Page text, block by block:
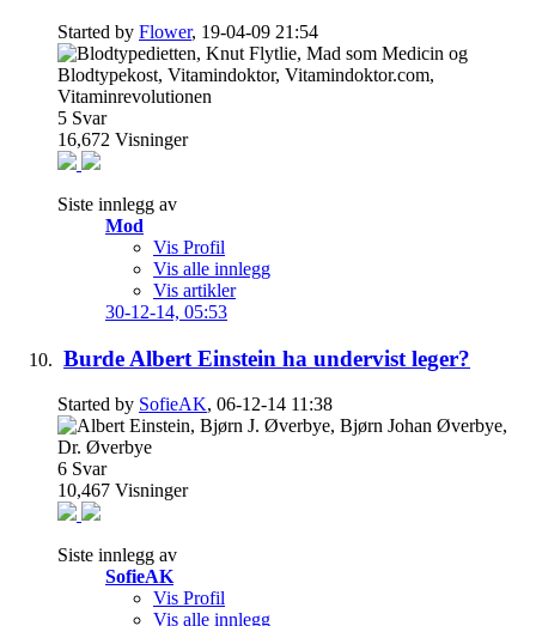
Started by Flower, 19-04-09 21:54
5 Svar
16,672 Visninger
Siste innlegg av
Mod
Vis Profil
Vis alle innlegg
Vis artikler
30-12-14, 05:53
Burde Albert Einstein ha undervist leger?
Started by SofieAK, 06-12-14 11:38
6 Svar
10,467 Visninger
Siste innlegg av
SofieAK
Vis Profil
Vis alle innlegg